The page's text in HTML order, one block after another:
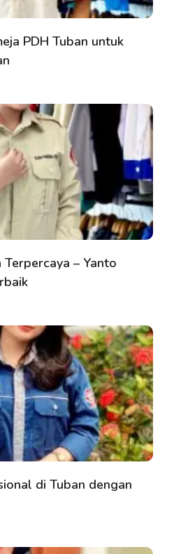
PDH Tuban untuk
Terpercaya – Yanto
di Tuban dengan